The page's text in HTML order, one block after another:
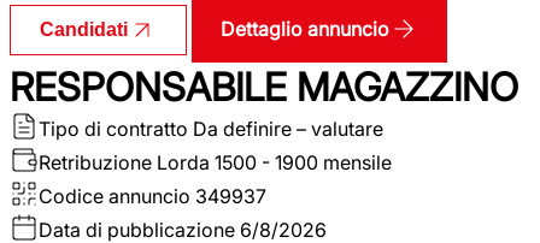
Candidati Dettaglio annuncio
RESPONSABILE MAGAZZINO
Tipo di contratto Da definire – valutare
Retribuzione Lorda 1500 - 1900 mensile
Codice annuncio 349937
Data di pubblicazione 6/8/2026